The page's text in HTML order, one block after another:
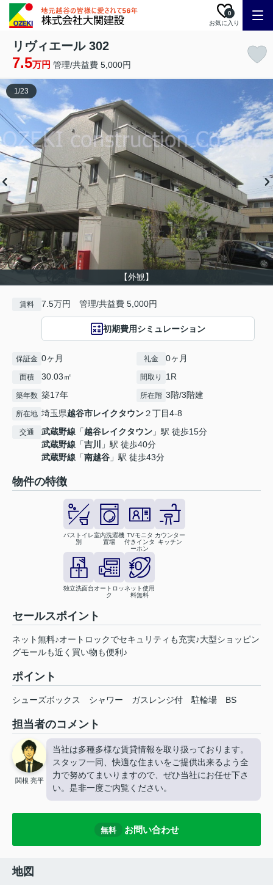
お気に入り
0
リヴィエール 302
7.5万円 管理/共益費 5,000円
【外観】
1/23
賃料 7.5万円 管理/共益費 5,000円
初期費用シミュレーション
保証金 0ヶ月 礼金 0ヶ月
面積 30.03㎡ 間取り 1R
築年数 築17年 所在階 3階/3階建
所在地 埼玉県越谷市レイクタウン２丁目4-8
交通 武蔵野線 「越谷レイクタウン 」駅 徒歩15分
武蔵野線 「吉川
」駅 徒歩40分
武蔵野線 「南越谷 」駅 徒歩43分
物件の特徴
バストイレ
別
室内洗濯機
置場
TVモニタ
付きインタ
ーホン
カウンター
キッチン
独立洗面台オートロッ
ク
ネット使用
料無料
セールスポイント
ネット無料♪オートロックでセキュリティも充実♪大型ショッピン
グモールも近く買い物も便利♪
ポイント
シューズボックス シャワー ガスレンジ付 駐輪場 BS
担当者のコメント
関根 亮平
当社は多種多様な賃貸情報を取り扱っております。
スタッフ一同、快適な住まいをご提供出来るよう全
力で努めてまいりますので、ぜひ当社にお任せ下さ
い。是非一度ご内覧ください。
無料 お問い合わせ
地図